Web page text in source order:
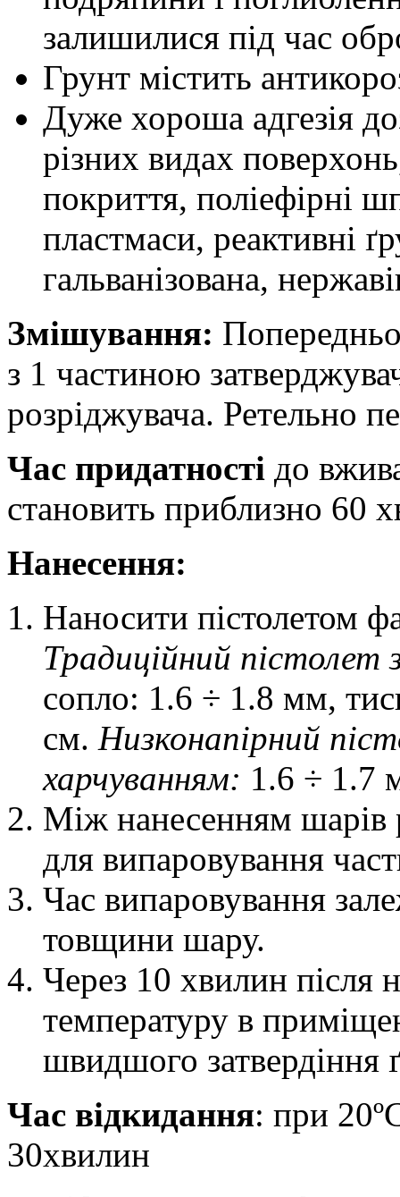
залишилися під час
Грунт містить
Дуже хороша адгезія
різних видах
покриття, поліефірні
пластмаси, реактивні
гальванізована,
Змішування:
з 1 частиною
розріджувача. Ретельно
Час придатності до
становить приблизно 60
Нанесення:
Наносити пістолетом
Традиційний пістолет
сопло: 1.6 ÷ 1.8 мм,
см. Низконапірний
харчуванням: 1.6 ÷ 1.7
Між нанесенням шарів
для випаровування
Час випаровування
товщини шару.
Через 10 хвилин після
температуру в
швидшого затвердіння
Час відкидання: при
30хвилин